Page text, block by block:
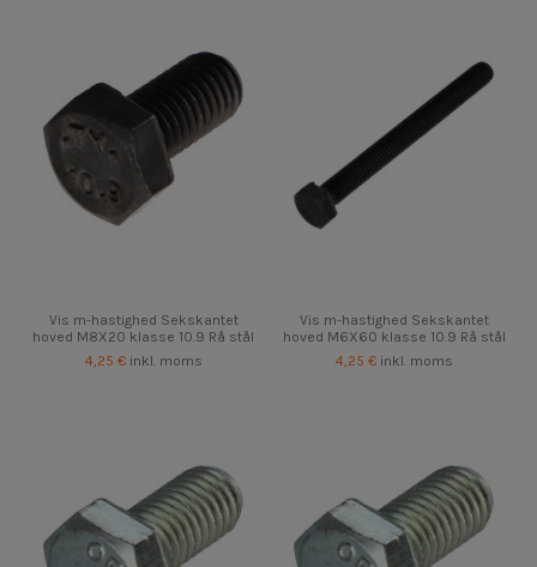
Vis m-hastighed Sekskantet
hoved M8X20 klasse 10.9 Rå stål
4,25 € inkl. moms
Vis m-hastighed Sekskantet
hoved M6X60 klasse 10.9 Rå stål
4,25 € inkl. moms